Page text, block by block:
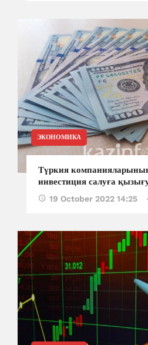
ЭКОНОМИКА
Түркия
инвестиция салуға
19 October 2022 14:25